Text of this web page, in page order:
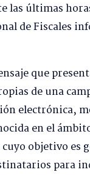
las últimas
de Fiscales
que
de una
electrónica,
en el
objetivo es
para